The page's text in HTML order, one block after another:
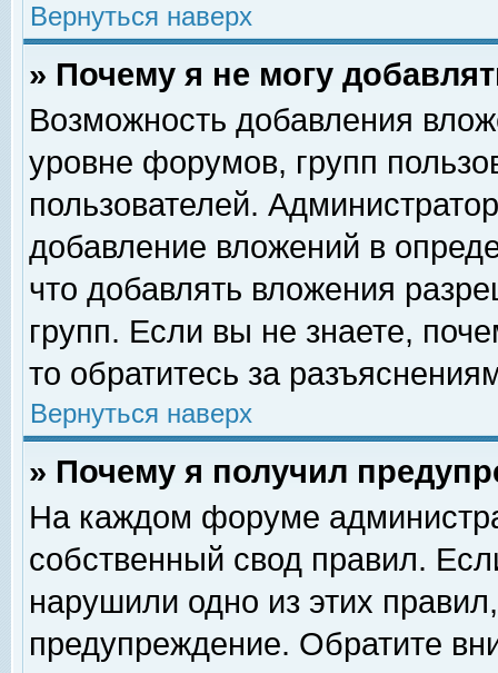
Вернуться наверх
» Почему я не могу
Возможность добавления
уровне форумов, групп
пользователей.
добавление вложений в
что добавлять вложения
групп. Если вы не знаете,
то обратитесь за
Вернуться наверх
» Почему я получил
На каждом форуме
собственный свод правил.
нарушили одно из этих
предупреждение. Обратите